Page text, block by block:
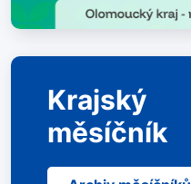
Krajský
měsíčník